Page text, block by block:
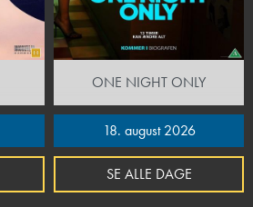
ONE NIGHT ONLY
18. august 2026
SE ALLE DAGE